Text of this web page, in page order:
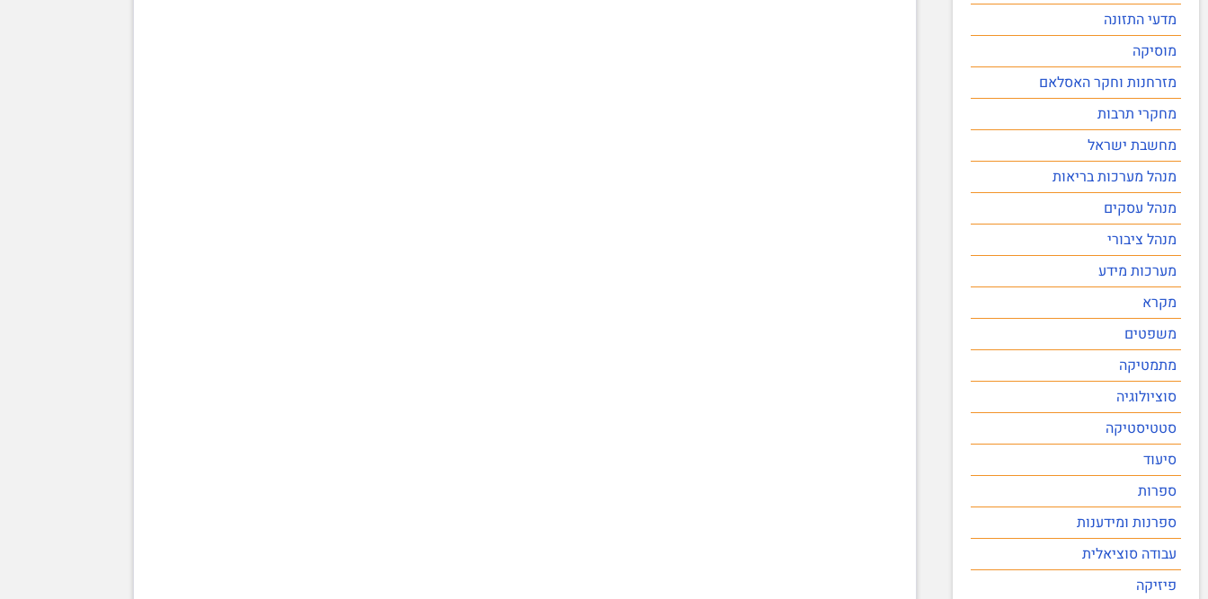
מדעי התזונה
מוסיקה
מזרחנות וחקר האסלאם
מחקרי תרבות
מחשבת ישראל
מנהל מערכות בריאות
מנהל עסקים
מנהל ציבורי
מערכות מידע
מקרא
משפטים
מתמטיקה
סוציולוגיה
סטטיסטיקה
סיעוד
ספרות
ספרנות ומידענות
עבודה סוציאלית
פיזיקה